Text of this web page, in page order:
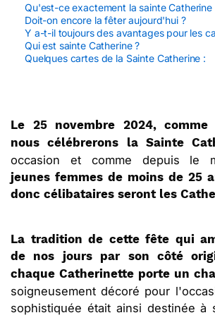
Qu'est-ce exactement la sainte Catherine
Doit-on encore la fêter aujourd'hui ?
Y a-t-il toujours des avantages pour les
Qui est sainte Catherine ?
Quelques cartes de la Sainte Catherine :
Le 25 novembre 2024, comme
nous célébrerons la Sainte
occasion et comme depuis le
jeunes femmes de moins de 25
donc célibataires seront les
La tradition de cette fête qui
de nos jours par son côté
chaque Catherinette porte un
soigneusement décoré pour
sophistiquée était ainsi destinée à